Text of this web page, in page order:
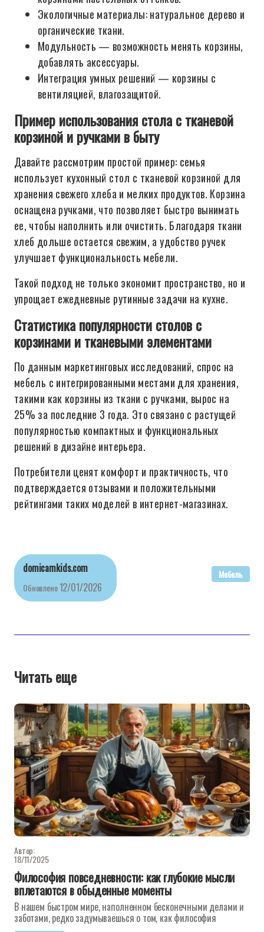
Экологичные материалы: натуральное дерево и
органические ткани.
Модульность — возможность менять корзины,
добавлять аксессуары.
Интеграция умных решений — корзины с
вентиляцией, влагозащитой.
Пример использования стола с тканевой
корзиной и ручками в быту
Давайте рассмотрим простой пример: семья
использует кухонный стол с тканевой корзиной для
хранения свежего хлеба и мелких продуктов. Корзина
оснащена ручками, что позволяет быстро вынимать
ее, чтобы наполнить или очистить. Благодаря ткани
хлеб дольше остается свежим, а удобство ручек
улучшает функциональность мебели.
Такой подход не только экономит пространство, но и
упрощает ежедневные рутинные задачи на кухне.
Статистика популярности столов с
корзинами и тканевыми элементами
По данным маркетинговых исследований, спрос на
мебель с интегрированными местами для хранения,
такими как корзины из ткани с ручками, вырос на
25% за последние 3 года. Это связано с растущей
популярностью компактных и функциональных
решений в дизайне интерьера.
Потребители ценят комфорт и практичность, что
подтверждается отзывами и положительными
рейтингами таких моделей в интернет-магазинах.
domicamkids.com
Обновлено12/01/2026
Мебель
Читать еще
Автор:
18/11/2025
Философия повседневности: как глубокие мысли
вплетаются в обыденные моменты
В нашем быстром мире, наполненном бесконечными делами и
заботами, редко задумываешься о том, как философия